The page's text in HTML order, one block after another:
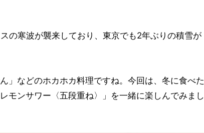
の寒波が襲来しており、東京でも2年ぶりの積雪が
」などのホカホカ料理ですね。今回は、冬に食べた
モンサワー〈五段重ね〉」を一緒に楽しんでみまし